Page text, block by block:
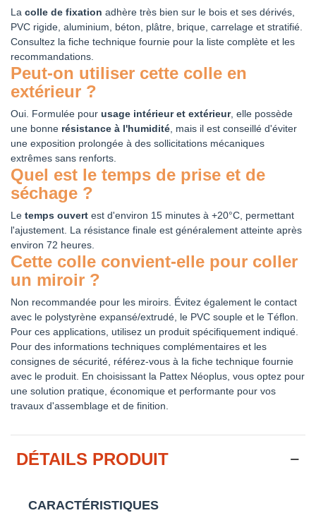
La colle de fixation adhère très bien sur le bois et ses dérivés,
PVC rigide, aluminium, béton, plâtre, brique, carrelage et stratifié.
Consultez la fiche technique fournie pour la liste complète et les
recommandations.
Peut-on utiliser cette colle en
extérieur ?
Oui. Formulée pour usage intérieur et extérieur, elle possède
une bonne résistance à l'humidité , mais il est conseillé d'éviter
une exposition prolongée à des sollicitations mécaniques
extrêmes sans renforts.
Quel est le temps de prise et de
séchage ?
Le temps ouvert est d'environ 15 minutes à +20°C, permettant
l'ajustement. La résistance finale est généralement atteinte après
environ 72 heures.
Cette colle convient-elle pour coller
un miroir ?
Non recommandée pour les miroirs. Évitez également le contact
avec le polystyrène expansé/extrudé, le PVC souple et le Téflon.
Pour ces applications, utilisez un produit spécifiquement indiqué.
Pour des informations techniques complémentaires et les
consignes de sécurité, référez-vous à la fiche technique fournie
avec le produit. En choisissant la Pattex Néoplus, vous optez pour
une solution pratique, économique et performante pour vos
travaux d'assemblage et de finition.
DÉTAILS PRODUIT
CARACTÉRISTIQUES